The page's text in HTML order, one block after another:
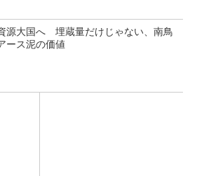
源大国へ 埋蔵量だけじゃない、南鳥
ース泥の価値